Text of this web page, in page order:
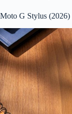
Moto G Stylus (2026)